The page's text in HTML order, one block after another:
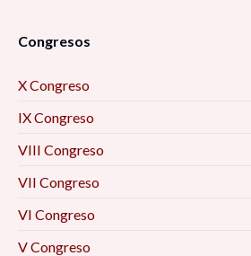
Congresos
X Congreso
IX Congreso
VIII Congreso
VII Congreso
VI Congreso
V Congreso